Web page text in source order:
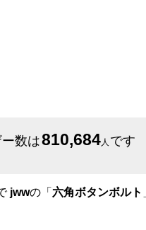
数は810,684人 です
jwwの「 六角ボタンボルト